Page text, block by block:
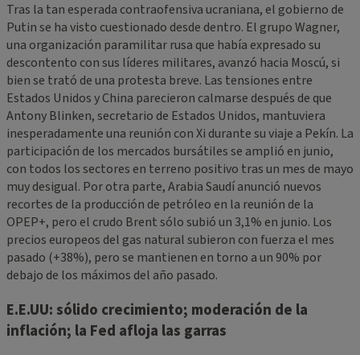
Tras la tan esperada contraofensiva ucraniana, el gobierno de
Putin se ha visto cuestionado desde dentro. El grupo Wagner,
una organización paramilitar rusa que había expresado su
descontento con sus líderes militares, avanzó hacia Moscú, si
bien se trató de una protesta breve. Las tensiones entre
Estados Unidos y China parecieron calmarse después de que
Antony Blinken, secretario de Estados Unidos, mantuviera
inesperadamente una reunión con Xi durante su viaje a Pekín. La
participación de los mercados bursátiles se amplió en junio,
con todos los sectores en terreno positivo tras un mes de mayo
muy desigual. Por otra parte, Arabia Saudí anunció nuevos
recortes de la producción de petróleo en la reunión de la
OPEP+, pero el crudo Brent sólo subió un 3,1% en junio. Los
precios europeos del gas natural subieron con fuerza el mes
pasado (+38%), pero se mantienen en torno a un 90% por
debajo de los máximos del año pasado.
E.E.UU: sólido crecimiento; moderación de la
inflación; la Fed afloja las garras